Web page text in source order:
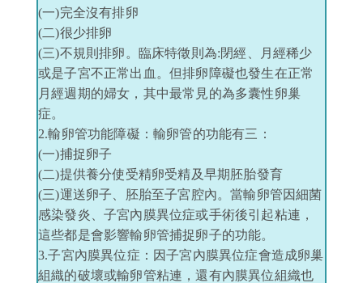
(一)完全沒有排卵
(二)很少排卵
(三)不規則排卵。臨床特徵則為:閉經、月經稀少
或是子宮不正常出血。但排卵障礙也發生在正常
月經週期的婦女，其中最常見的為多囊性卵巢
症。
2.輸卵管功能障礙：輸卵管的功能有三：
(一)捕捉卵子
(二)提供養分使受精卵受精及早期胚胎發育
(三)運送卵子、胚胎至子宮腔內。當輸卵管因細菌
感染發炎、子宮內膜異位症或手術後引起粘連，
這些都是會影響輸卵管捕捉卵子的功能。
3.子宮內膜異位症：因子宮內膜異位症會造成卵巢
組織的破壞或輸卵管粘連，還有內膜異位組織也